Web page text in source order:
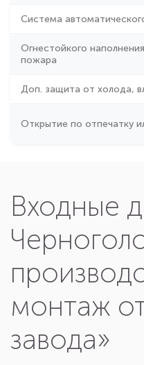
Огнестойкого
Доп. защита от холода,
Открытие по отпечатку
монтаж
завода»
Почему